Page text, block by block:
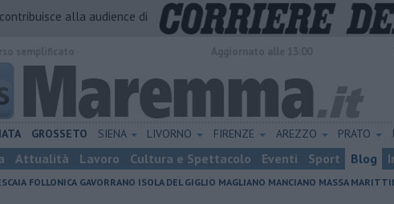
alla audience di
GROSSETO SIENA LIVORNO FIRENZE AREZZO PRATO
Attualità Lavoro Cultura e Spettacolo Eventi Sport Blog
FOLLONICA GAVORRANO ISOLA DEL GIGLIO MAGLIANO MANCIANO MASSA